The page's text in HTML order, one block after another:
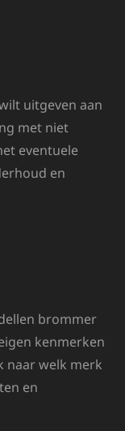
uitgeven aan
met niet
eventuele
en
brommer
kenmerken
naar welk merk
en